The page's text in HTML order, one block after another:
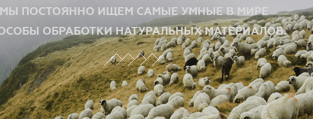
МЫ ПОСТОЯННО ИЩЕМ САМЫЕ УМНЫЕ В МИРЕ
ОБРАБОТКИ НАТУРАЛЬНЫХ МАТЕРИАЛОВ.